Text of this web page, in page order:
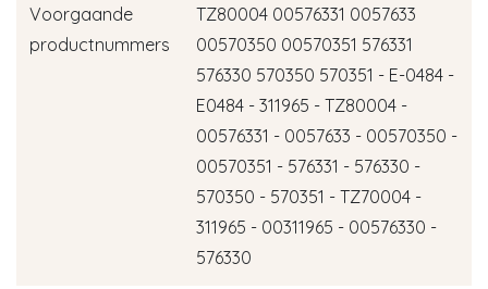
Voorgaande
productnummers
TZ80004 00576331 0057633
00570350 00570351 576331
576330 570350 570351 - E-0484 -
E0484 - 311965 - TZ80004 -
00576331 - 0057633 - 00570350 -
00570351 - 576331 - 576330 -
570350 - 570351 - TZ70004 -
311965 - 00311965 - 00576330 -
576330